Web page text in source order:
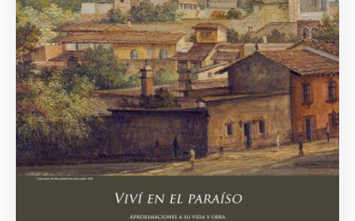
Licitaciones
Transparencia
Directorio
Citas